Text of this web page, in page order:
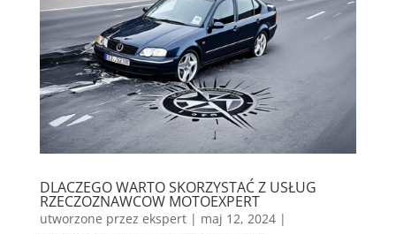
DLACZEGO WARTO SKORZYSTAĆ Z USŁUG
RZECZOZNAWCOW MOTOEXPERT
utworzone przez ekspert| maj 12, 2024|